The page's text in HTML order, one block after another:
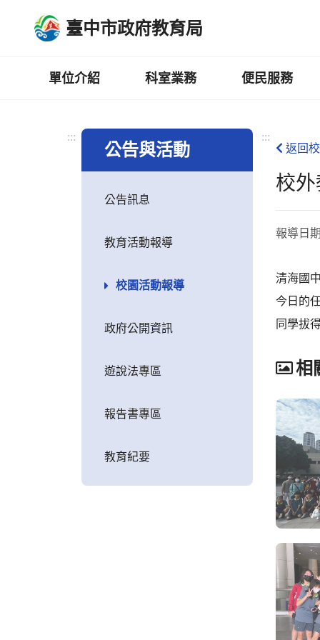
臺中市政府教育局
單位介紹 科室業務 便民服務
:::
公告與活動
公告訊息
教育活動報導
校園活動報導
政府公開資訊
遊說法專區
報告書專區
教育紀要
:::
返回
校
報導日
清海國
今日的
同學拔
相